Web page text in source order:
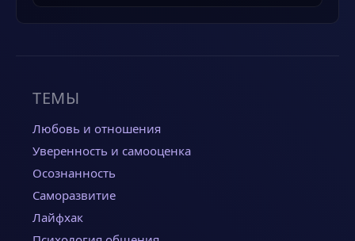
ТЕМЫ
Любовь и отношения
Уверенность и самооценка
Осознанность
Саморазвитие
Лайфхак